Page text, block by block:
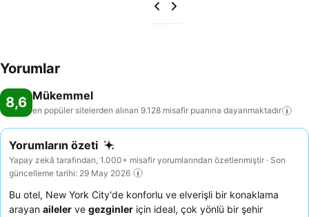
Yorumlar
8,6 Mükemmel
en popüler sitelerden alınan 9.128 misafir puanına dayanmaktadır
Yorumların özeti
Yapay zekâ tarafından, 1.000+ misafir yorumlarından özetlenmiştir · Son
güncelleme tarihi: 29 May 2026
Bu otel, New York City'de konforlu ve elverişli bir konaklama
arayan aileler ve gezginler için ideal, çok yönlü bir şehir